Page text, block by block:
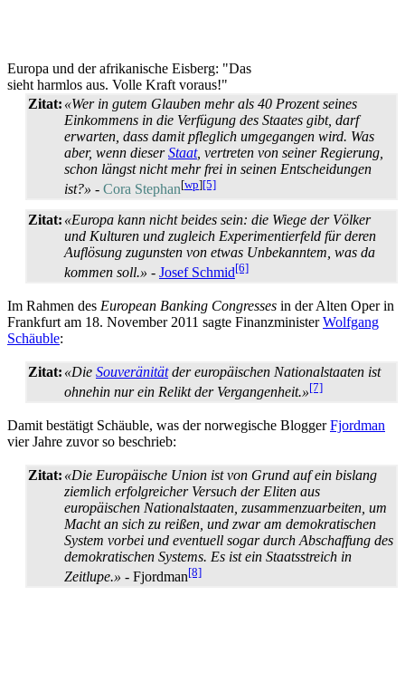
Europa und der afrikanische Eisberg: "Das
sieht harmlos aus. Volle Kraft voraus!"
Zitat: «Wer in gutem Glauben mehr als 40 Prozent seines
Einkommens in die Verfügung des Staates gibt, darf
erwarten, dass damit pfleglich umgegangen wird. Was
aber, wenn dieserStaat, vertreten von seiner Regierung,
schon längst nicht mehr frei in seinen Entscheidungen
ist?» - Cora Stephan[wp][5]
Zitat: «Europa kann nicht beides sein: die Wiege der Völker
und Kulturen und zugleich Experimentierfeld für deren
Auflösung zugunsten von etwas Unbekanntem, was da
kommen soll.» - Josef Schmid[6]
Im Rahmen des European Banking Congresses in der Alten Oper in
Frankfurt am 18. November 2011 sagte FinanzministerWolfgang
Schäuble:
Zitat: «Die Souveränitätder europäischen Nationalstaaten ist
ohnehin nur ein Relikt der Vergangenheit.»[7]
Damit bestätigt Schäuble, was der norwegische BloggerFjordman
vier Jahre zuvor so beschrieb:
Zitat: «Die Europäische Union ist von Grund auf ein bislang
ziemlich erfolgreicher Versuch der Eliten aus
europäischen National­staaten, zusammen­zu­arbeiten, um
Macht an sich zu reißen, und zwar am demokratischen
System vorbei und eventuell sogar durch Abschaffung des
demokratischen Systems. Es ist ein Staatsstreich in
Zeitlupe.» - Fjordman[8]